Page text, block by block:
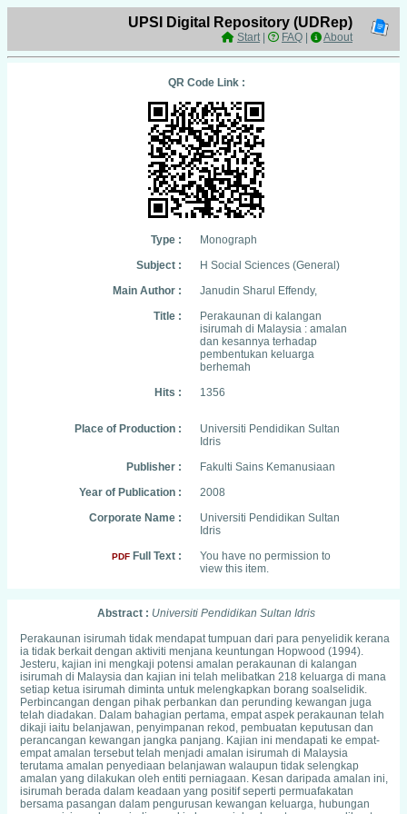
UPSI Digital Repository (UDRep)
Start| FAQ About
QR Code Link :
Type :
Monograph
Subject :
H Social Sciences (General)
Main Author :
Janudin Sharul Effendy,
Title :
Perakaunan di kalangan
isirumah di Malaysia : amalan
dan kesannya terhadap
pembentukan keluarga
berhemah
Hits :
1356
Place of Production :
Universiti Pendidikan Sultan
Idris
Publisher :
Fakulti Sains Kemanusiaan
Year of Publication :
2008
Corporate Name :
Universiti Pendidikan Sultan
Idris
PDF Full Text :
You have no permission to
view this item.
Abstract : Universiti Pendidikan Sultan Idris
Perakaunan isirumah tidak mendapat tumpuan dari para penyelidik kerana
ia tidak berkait dengan aktiviti menjana keuntungan Hopwood (1994).
Jesteru, kajian ini mengkaji potensi amalan perakaunan di kalangan
isirumah di Malaysia dan kajian ini telah melibatkan 218 keluarga di mana
setiap ketua isirumah diminta untuk melengkapkan borang soalselidik.
Perbincangan dengan pihak perbankan dan perunding kewangan juga
telah diadakan. Dalam bahagian pertama, empat aspek perakaunan telah
dikaji iaitu belanjawan, penyimpanan rekod, pembuatan keputusan dan
perancangan kewangan jangka panjang. Kajian ini mendapati ke empat-
empat amalan tersebut telah menjadi amalan isirumah di Malaysia
terutama amalan penyediaan belanjawan walaupun tidak selengkap
amalan yang dilakukan oleh entiti perniagaan. Kesan daripada amalan ini,
isirumah berada dalam keadaan yang positif seperti permuafakatan
bersama pasangan dalam pengurusan kewangan keluarga, hubungan